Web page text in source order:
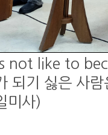
not like to
되기 싫은 사
미사)